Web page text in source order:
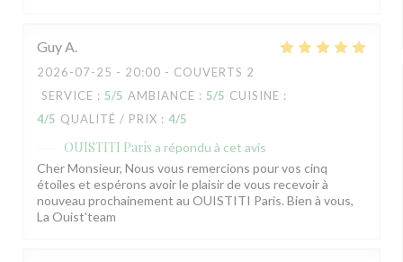
GuyA
2026-07-25 - 20:00 - COUVERTS 2
SERVICE : 5/5 AMBIANCE : 5/5 CUISINE :
4/5 QUALITÉ / PRIX : 4/5
OUISTITI Paris a répondu à cet avis
Cher Monsieur, Nous vous remercions pour vos cinq
étoiles et espérons avoir le plaisir de vous recevoir à
nouveau prochainement au OUISTITI Paris. Bien à vous,
La Ouist'team